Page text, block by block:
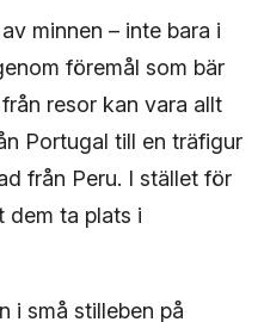
minnen – inte bara i
föremål som bär
resor kan vara allt
Portugal till en träfigur
från Peru. I stället för
dem ta plats i
i små stilleben på